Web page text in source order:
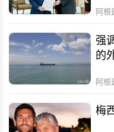
阿根
强
的
阿根
梅